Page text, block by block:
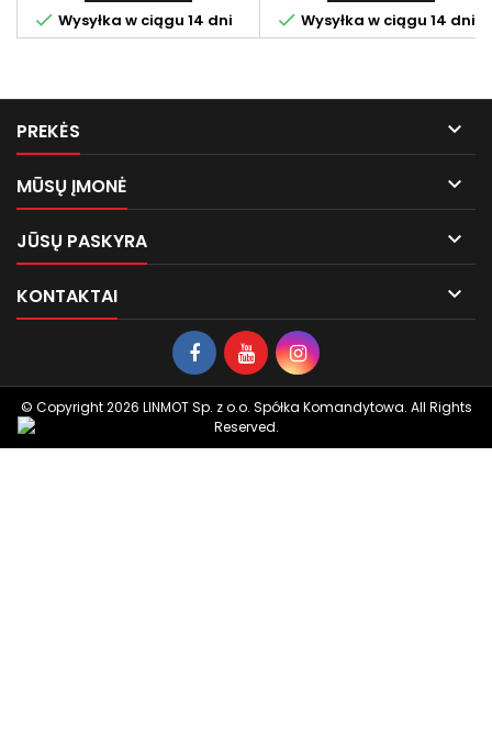
 Wysyłka w ciągu 14 dni  Wysyłka w ciągu 14 dni
PREKĖS 
MŪSŲ ĮMONĖ 
JŪSŲ PASKYRA 
KONTAKTAI 
© Copyright 2026 LINMOT Sp. z o.o. Spółka Komandytowa. All Rights
Reserved.